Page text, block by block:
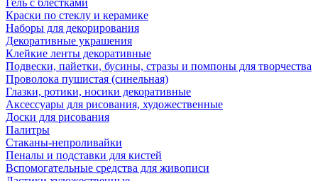
Гель с блестками
Краски по стеклу и керамике
Наборы для декорирования
Декоративные украшения
Клейкие ленты декоративные
Подвески, пайетки, бусины, стразы и помпоны для творчества
Проволока пушистая (синельная)
Глазки, ротики, носики декоративные
Аксессуары для рисования, художественные
Доски для рисования
Палитры
Стаканы-непроливайки
Пеналы и подставки для кистей
Вспомогательные средства для живописи